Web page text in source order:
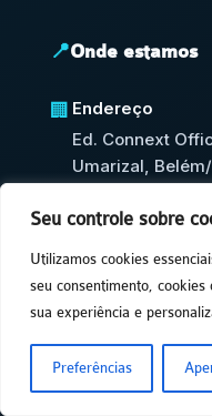
Seu controle sobre
Utilizamos cookies
seu consentimento,
sua experiência e
Preferências
📍Onde estamos
🏢 Endereço
Ed. Connext
Umarizal, Belém/
Brasil 🌎
🕒Horário
Seg-Sex: 9h às
(Horário de
🗺️ Ver no Google